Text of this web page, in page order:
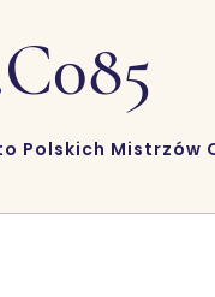
Polskich Mistrzów